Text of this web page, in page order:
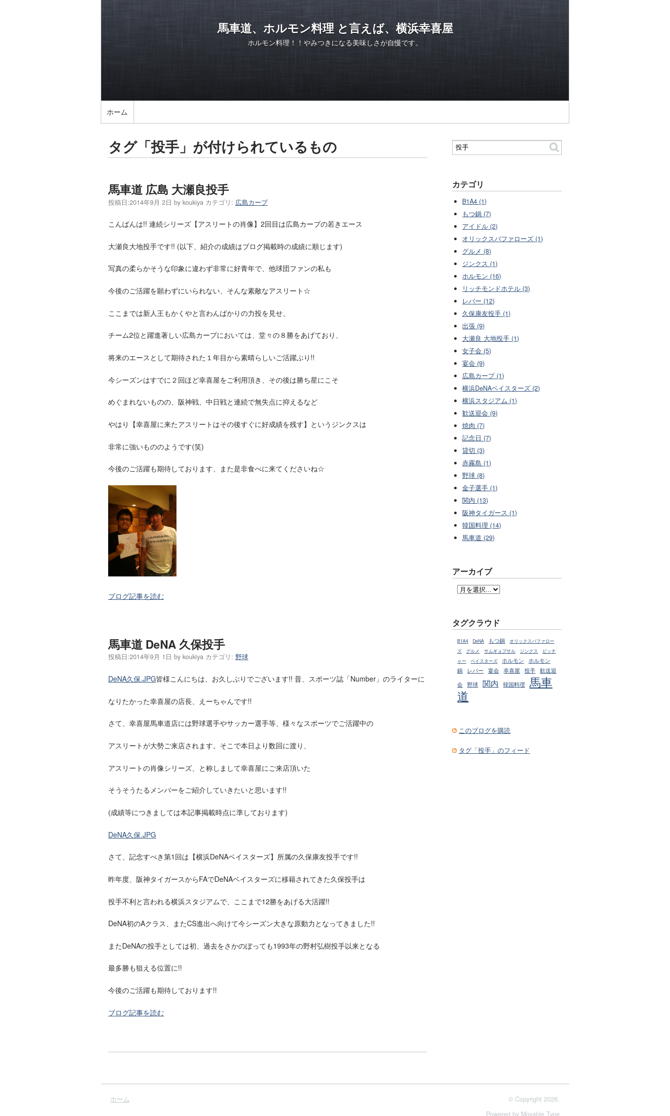
馬車道、ホルモン料理 と言えば、横浜幸喜屋
ホルモン料理！！やみつきになる美味しさが自慢です。
ホーム
タグ「投手」が付けられているもの
馬車道 広島 大瀬良投手
投稿日:2014年9月 2日 by koukiya カテゴリ: 広島カープ
こんばんは!! 連続シリーズ【アスリートの肖像】2回目は広島カープの若きエース
大瀬良大地投手です!! (以下、紹介の成績はブログ掲載時の成績に順じます)
写真の柔らかそうな印象に違わず非常に好青年で、他球団ファンの私も
今後のご活躍を願わずにいられない、そんな素敵なアスリート☆
ここまでは新人王もかくやと言わんばかりの力投を見せ、
チーム2位と躍進著しい広島カープにおいては、堂々の８勝をあげており、
将来のエースとして期待された１年目から素晴らしいご活躍ぶり!!
今シーズンはすでに２回ほど幸喜屋をご利用頂き、その後は勝ち星にこそ
めぐまれないものの、阪神戦、中日戦と連続で無失点に抑えるなど
やはり【幸喜屋に来たアスリートはその後すぐに好成績を残す】というジンクスは
非常に強いもののようです(笑)
今後のご活躍も期待しております、また是非食べに来てくださいね☆
ブログ記事を読む
馬車道 DeNA 久保投手
投稿日:2014年9月 1日 by koukiya カテゴリ: 野球
DeNA久保.JPG皆様こんにちは、お久しぶりでございます!! 昔、スポーツ誌「Number」のライターに
なりたかった幸喜屋の店長、えーちゃんです!!
さて、幸喜屋馬車道店には野球選手やサッカー選手等、様々なスポーツでご活躍中の
アスリートが大勢ご来店されます。そこで本日より数回に渡り、
アスリートの肖像シリーズ、と称しまして幸喜屋にご来店頂いた
そうそうたるメンバーをご紹介していきたいと思います!!
(成績等につきましては本記事掲載時点に準しております)
DeNA久保.JPG
さて、記念すべき第1回は【横浜DeNAベイスターズ】所属の久保康友投手です!!
昨年度、阪神タイガースからFAでDeNAベイスターズに移籍されてきた久保投手は
投手不利と言われる横浜スタジアムで、ここまで12勝をあげる大活躍!!
DeNA初のAクラス、またCS進出へ向けて今シーズン大きな原動力となってきました!!
またDeNAの投手としては初、過去をさかのぼっても1993年の野村弘樹投手以来となる
最多勝も狙える位置に!!
今後のご活躍も期待しております!!
ブログ記事を読む
カテゴリ
B1A4 (1)
もつ鍋 (7)
アイドル (2)
オリックスバファローズ (1)
グルメ (8)
ジンクス (1)
ホルモン (16)
リッチモンドホテル (3)
レバー (12)
久保康友投手 (1)
出張 (9)
大瀬良 大地投手 (1)
女子会 (5)
宴会 (9)
広島カープ (1)
横浜DeNAベイスターズ (2)
横浜スタジアム (1)
歓送迎会 (9)
焼肉 (7)
記念日 (7)
貸切 (3)
赤霧島 (1)
野球 (8)
金子選手 (1)
関内 (13)
阪神タイガース (1)
韓国料理 (14)
馬車道 (29)
アーカイブ
タグクラウド
B1A4 DeNA もつ鍋
オリックスバファロー
ズ
グルメ サムギョプサル ジンクス
ピッチ
ャー
ベイスターズ ホルモン
ホルモン
鍋
レバー 宴会 幸喜屋 投手
歓送迎
会
野球 関内 韓国料理
馬車
道
このブログを購読
タグ「投手」のフィード
ホーム
© Copyright 2026.